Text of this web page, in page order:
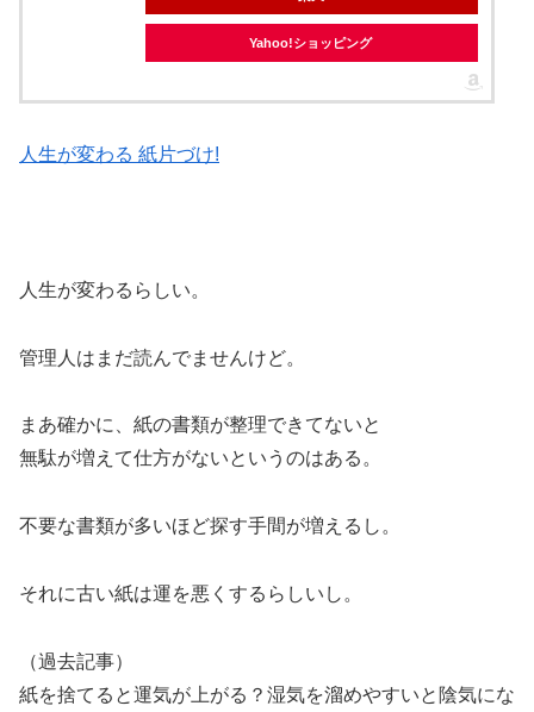
Yahoo!ショッピング
人生が変わる 紙片づけ!
人生が変わるらしい。
管理人はまだ読んでませんけど。
まあ確かに、紙の書類が整理できてないと
無駄が増えて仕方がないというのはある。
不要な書類が多いほど探す手間が増えるし。
それに古い紙は運を悪くするらしいし。
（過去記事）
紙を捨てると運気が上がる？湿気を溜めやすいと陰気にな